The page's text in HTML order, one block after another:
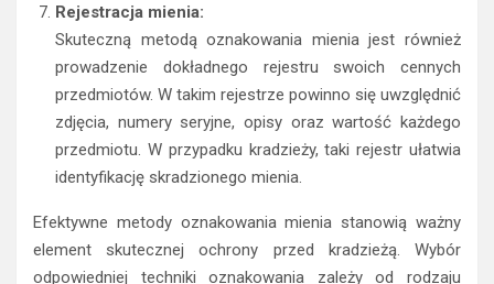
Rejestracja mienia:
Skuteczną metodą oznakowania mienia jest również
prowadzenie dokładnego rejestru swoich cennych
przedmiotów. W takim rejestrze powinno się uwzględnić
zdjęcia, numery seryjne, opisy oraz wartość każdego
przedmiotu. W przypadku kradzieży, taki rejestr ułatwia
identyfikację skradzionego mienia.
Efektywne metody oznakowania mienia stanowią ważny
element skutecznej ochrony przed kradzieżą. Wybór
odpowiedniej techniki oznakowania zależy od rodzaju